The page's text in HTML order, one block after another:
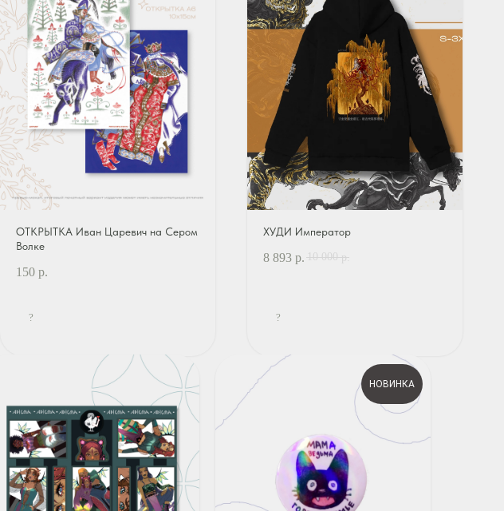
ОТКРЫТКА Иван Царевич на Сером
Волке
150 р.
?
ХУДИ Император
8 893 р. 10 000 р.
?
НОВИНКА